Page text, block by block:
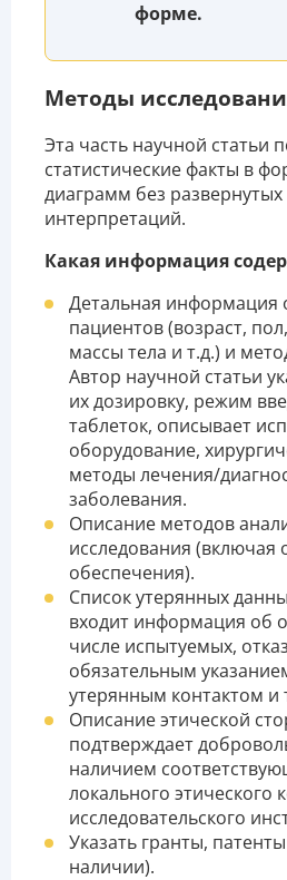
форме.
Методы
Эта часть научной статьи
статистические факты в
диаграмм без
интерпретаций.
Какая информация
Детальная информация
пациентов (возраст,
массы тела и т.д.) и
Автор научной статьи
их дозировку, режим
таблеток, описывает
оборудование,
методы лечения/
заболевания.
Описание методов
исследования
обеспечения).
Список утерянных
входит информация об
числе испытуемых,
обязательным
утерянным контактом и
Описание этической
подтверждает
наличием
локального этического
исследовательского
Указать гранты,
наличии).